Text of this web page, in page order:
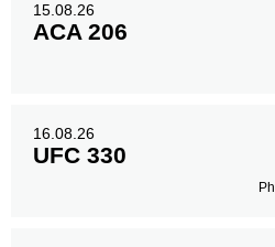
15.08.26
ACA 206
16.08.26
UFC 330